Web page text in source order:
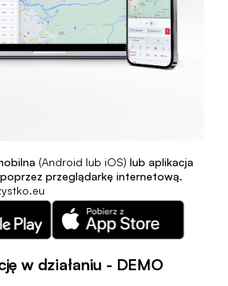
(Android lub iOS) lub aplikacja
przeglądarkę internetową.
w działaniu - DEMO